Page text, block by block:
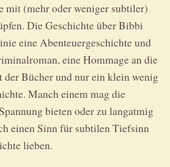
mit (mehr oder weniger subtiler)
Die Geschichte über Bibbi
eine Abenteuergeschichte und
eine Hommage an die
Bücher und nur ein klein wenig
Manch einem mag die
bieten oder zu langatmig
einen Sinn für subtilen Tiefsinn
lieben.